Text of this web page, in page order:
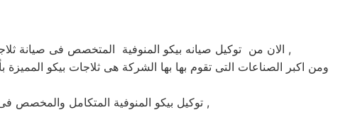
الان من توكيل صيانه بيكو المنوفية المتخصص فى صيانة ثلاجات وغسالات فى المنوفية حيث تعتبر شركة بيكو بالمنوفية من اكبر الشركات فى المنوفية فى صيانة الاجهزة الكهربائيه ,
ومن اكبر الصناعات التى تقوم بها بها الشركة هى ثلاجات بيكو المميزة
توكيل بيكو المنوفية المتكامل والمخصص فى صيانة واصلاح الاجهزة المنزليه المعتمدة ماركة بيكو على يد خبراء الصيانة المعتمدين للماركات العالمية ,